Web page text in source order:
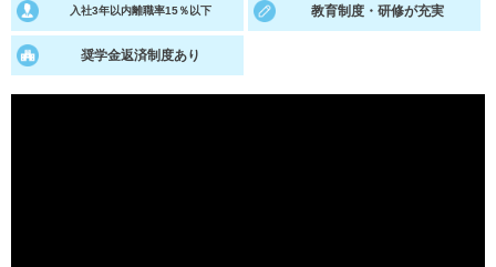
就活支援
就活ノウハウが満載！
就活コラム
適職診断 就活チャンネル
入社3年以内離職率15％以下 教育制度・研修が充実
奨学金返済制度あり